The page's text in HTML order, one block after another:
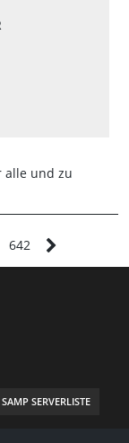
642
SERVERLISTE